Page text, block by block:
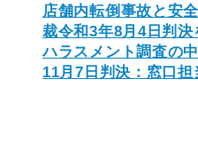
店舗内転倒事故と安
裁令和3年8月4日判決
ハラスメント調査の
11月7日判決：窓口担